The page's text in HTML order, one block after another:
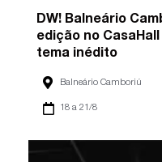
DW! Balneário
edição no
tema inédito
Balneário Camboriú
18 a 21/8